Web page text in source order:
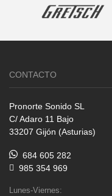
CONTACTO
Pronorte Sonido SL
C/ Adaro 11 Bajo
33207 Gijón (Asturias)
684 605 282
985 354 969
Lunes-Viernes: